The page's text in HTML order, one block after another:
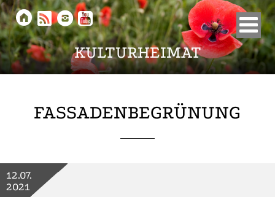
KULTURHEIMAT
    
FASSADENBEGRÜNUNG
12.07.
2021